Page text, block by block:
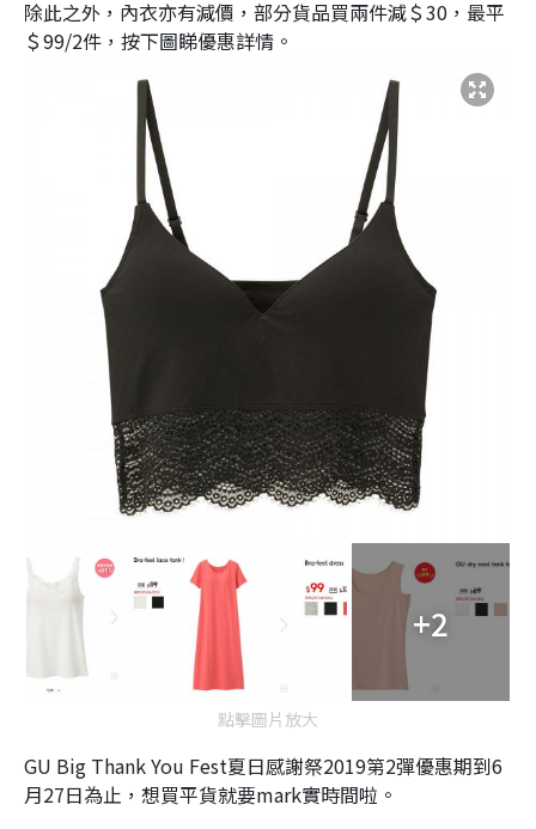
除此之外，內衣亦有減價，部分貨品買兩件減＄30，最平
＄99/2件，按下圖睇優惠詳情。
+2
點擊圖片放大
GU Big Thank You Fest夏日感謝祭2019第2彈優惠期到6
月27日為止，想買平貨就要mark實時間啦。